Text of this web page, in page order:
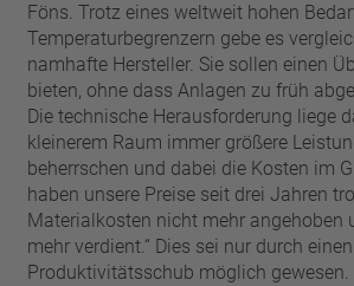
Föns. Trotz eines weltweit hohen
Temperaturbegrenzern gebe es
namhafte Hersteller. Sie sollen einen
bieten, ohne dass Anlagen zu früh
Die technische Herausforderung liege
kleinerem Raum immer größere
beherrschen und dabei die Kosten im
haben unsere Preise seit drei Jahren
Materialkosten nicht mehr angehoben
mehr verdient.“ Dies sei nur durch
Produktivitätsschub möglich